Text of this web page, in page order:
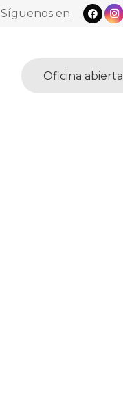
Síguenos en
Oficina abierta